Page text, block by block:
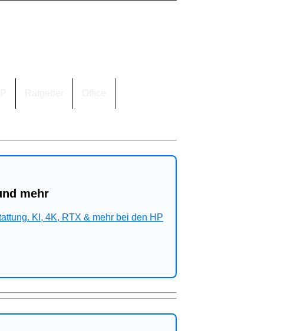
mehr
KI, 4K, RTX & mehr bei den HP